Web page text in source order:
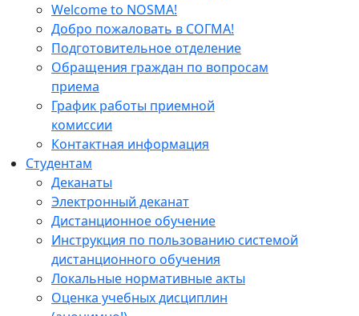
Welcome to NOSMA!
Добро пожаловать в СОГМА!
Подготовительное отделение
Обращения граждан по вопросам
приема
График работы приемной
комиссии
Контактная информация
Студентам
Деканаты
Электронный деканат
Дистанционное обучение
Инструкция по пользованию системой
дистанционного обучения
Локальные нормативные акты
Оценка учебных дисциплин